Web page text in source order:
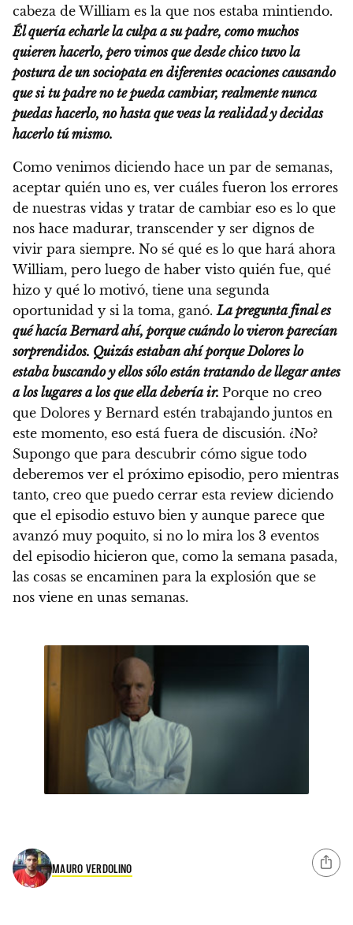
cabeza de William es la que nos estaba mintiendo.
Él quería echarle la culpa a su padre, como muchos
quieren hacerlo, pero vimos que desde chico tuvo la
postura de un sociopata en diferentes ocaciones causando
que si tu padre no te pueda cambiar, realmente nunca
puedas hacerlo, no hasta que veas la realidad y decidas
hacerlo tú mismo.
Como venimos diciendo hace un par de semanas,
aceptar quién uno es, ver cuáles fueron los errores
de nuestras vidas y tratar de cambiar eso es lo que
nos hace madurar, transcender y ser dignos de
vivir para siempre. No sé qué es lo que hará ahora
William, pero luego de haber visto quién fue, qué
hizo y qué lo motivó, tiene una segunda
oportunidad y si la toma, ganó. La pregunta final es
qué hacía Bernard ahí, porque cuándo lo vieron parecían
sorprendidos. Quizás estaban ahí porque Dolores lo
estaba buscando y ellos sólo están tratando de llegar antes
a los lugares a los que ella debería ir. Porque no creo
que Dolores y Bernard estén trabajando juntos en
este momento, eso está fuera de discusión. ¿No?
Supongo que para descubrir cómo sigue todo
deberemos ver el próximo episodio, pero mientras
tanto, creo que puedo cerrar esta review diciendo
que el episodio estuvo bien y aunque parece que
avanzó muy poquito, si no lo mira los 3 eventos
del episodio hicieron que, como la semana pasada,
las cosas se encaminen para la explosión que se
nos viene en unas semanas.
MAURO VERDOLINO